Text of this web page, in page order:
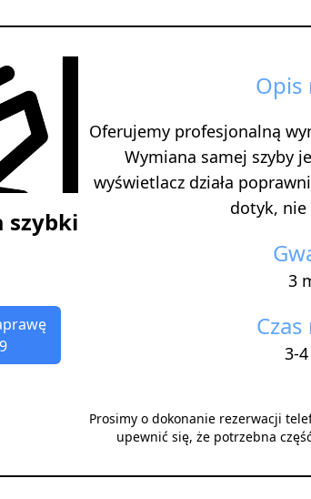
szybki
Opis
Oferujemy profesjonalną
Wymiana samej szyby
wyświetlacz działa
dotyk,
3
3-
Prosimy o dokonanie rezerwacji
upewnić się, że potrzebna